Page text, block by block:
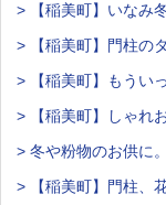
> 【稲美町】いなみ
> 【稲美町】門柱の
> 【稲美町】もうい
> 【稲美町】しゃれ
> 冬や粉物のお供に。
> 【稲美町】門柱、